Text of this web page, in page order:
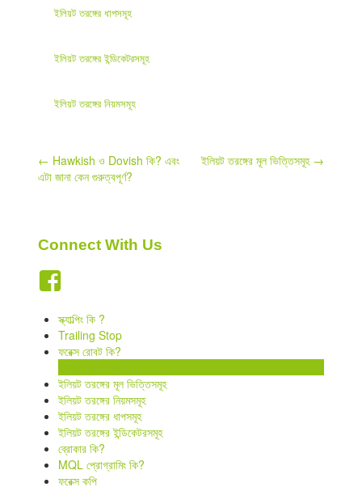
ইলিয়ট তরঙ্গের ধাপসমূহ
ইলিয়ট তরঙ্গের ইন্ডিকেটরসমূহ
ইলিয়ট তরঙ্গের নিয়মসমূহ
Post
← Hawkish ও Dovish কি? এবং
এটা জানা কেন গুরুত্বপূর্ণ?
ইলিয়ট তরঙ্গের মূল ভিত্তিসমূহ →
Connect With Us
স্ক্যাল্পিং কি ?
Trailing Stop
ফরেক্স রোবট কি?
ইলিয়ট তরঙ্গের মূল ভিত্তিসমূহ
ইলিয়ট তরঙ্গের নিয়মসমূহ
ইলিয়ট তরঙ্গের ধাপসমূহ
ইলিয়ট তরঙ্গের ইন্ডিকেটরসমূহ
ব্রোকার কি?
MQL প্রোগ্রামিং কি?
ফরেক্স কপি